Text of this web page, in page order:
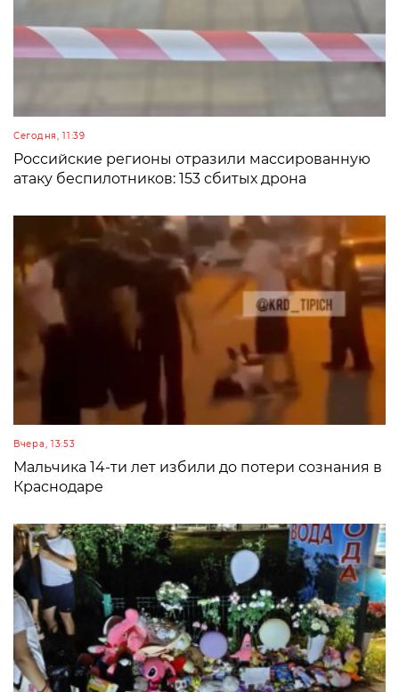
Сегодня, 11:39
Российские регионы отразили массированную
атаку беспилотников: 153 сбитых дрона
Вчера, 13:53
Мальчика 14-ти лет избили до потери сознания в
Краснодаре